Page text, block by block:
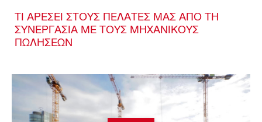
ΤΙ ΑΡΕΣΕΙ ΣΤΟΥΣ ΠΕΛΑΤΕΣ ΜΑΣ ΑΠΟ ΤΗ
ΣΥΝΕΡΓΑΣΙΑ ΜΕ ΤΟΥΣ ΜΗΧΑΝΙΚΟΥΣ
ΠΩΛΗΣΕΩΝ